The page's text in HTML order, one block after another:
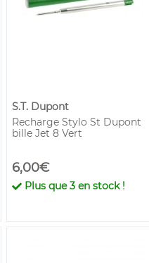
S.T. Dupont
Recharge Stylo St Dupont
bille Jet 8 Vert
6,00€
Plus que3en stock !